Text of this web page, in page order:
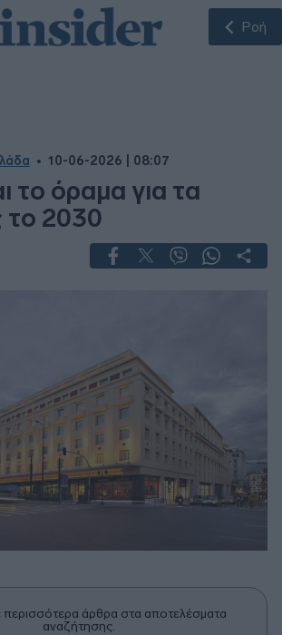
Ροή
10-06-2026 | 08:07
το όραμα για τα
2030
άρθρα στα αποτελέσματα
αναζήτησης.